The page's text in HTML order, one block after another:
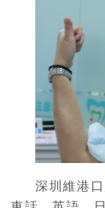
深圳維港